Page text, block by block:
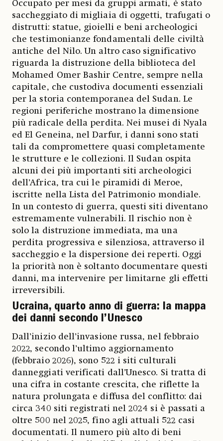
Occupato per mesi da gruppi armati, è stato
saccheggiato di migliaia di oggetti, trafugati o
distrutti: statue, gioielli e beni archeologici
che testimonianze fondamentali delle civiltà
antiche del Nilo. Un altro caso significativo
riguarda la distruzione della biblioteca del
Mohamed Omer Bashir Centre, sempre nella
capitale, che custodiva documenti essenziali
per la storia contemporanea del Sudan. Le
regioni periferiche mostrano la dimensione
più radicale della perdita. Nei musei di Nyala
ed El Geneina, nel Darfur, i danni sono stati
tali da compromettere quasi completamente
le strutture e le collezioni. Il Sudan ospita
alcuni dei più importanti siti archeologici
dell’Africa, tra cui le piramidi di Meroe,
iscritte nella Lista del Patrimonio mondiale.
In un contesto di guerra, questi siti diventano
estremamente vulnerabili. Il rischio non è
solo la distruzione immediata, ma una
perdita progressiva e silenziosa, attraverso il
saccheggio e la dispersione dei reperti. Oggi
la priorità non è soltanto documentare questi
danni, ma intervenire per limitarne gli effetti
irreversibili.
Ucraina, quarto anno di guerra: la mappa
dei danni secondo l’Unesco
Dall’inizio dell’invasione russa, nel febbraio
2022, secondo l’ultimo aggiornamento
(febbraio 2026), sono 522 i siti culturali
danneggiati verificati dall’Unesco. Si tratta di
una cifra in costante crescita, che riflette la
natura prolungata e diffusa del conflitto: dai
circa 340 siti registrati nel 2024 si è passati a
oltre 500 nel 2025, fino agli attuali 522 casi
documentati. Il numero più alto di beni